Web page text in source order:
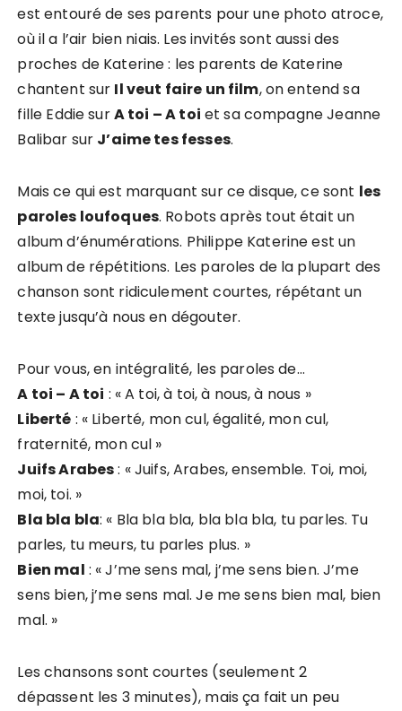
est entouré de ses parents pour une photo atroce,
où il a l’air bien niais. Les invités sont aussi des
proches de Katerine : les parents de Katerine
chantent sur Il veut faire un film, on entend sa
fille Eddie surA toi – A toi et sa compagne Jeanne
Balibar sur J’aime tes fesses.
Mais ce qui est marquant sur ce disque, ce sont les
paroles loufoques. Robots après tout était un
album d’énumérations. Philippe Katerine est un
album de répétitions. Les paroles de la plupart des
chanson sont ridiculement courtes, répétant un
texte jusqu’à nous en dégouter.
Pour vous, en intégralité, les paroles de…
A toi – A toi : « A toi, à toi, à nous, à nous »
Liberté : « Liberté, mon cul, égalité, mon cul,
fraternité, mon cul »
Juifs Arabes: « Juifs, Arabes, ensemble. Toi, moi,
moi, toi. »
Bla bla bla: « Bla bla bla, bla bla bla, tu parles. Tu
parles, tu meurs, tu parles plus. »
Bien mal : « J’me sens mal, j’me sens bien. J’me
sens bien, j’me sens mal. Je me sens bien mal, bien
mal. »
Les chansons sont courtes (seulement 2
dépassent les 3 minutes), mais ça fait un peu